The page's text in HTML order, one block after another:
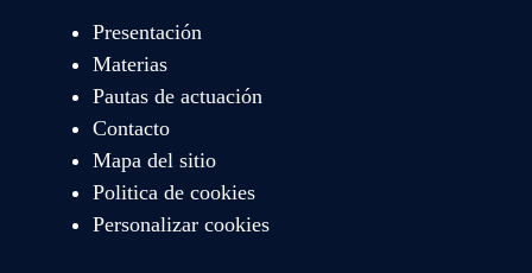
Presentación
Materias
Pautas de actuación
Contacto
Mapa del sitio
Politica de cookies
Personalizar cookies